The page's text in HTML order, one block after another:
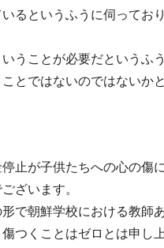
るというふうに伺ってお
うことが必要だというふ
とではないのではないか
止が子供たちへの心の傷
ざいます。
で朝鮮学校における教師
つくことはゼロとは申し